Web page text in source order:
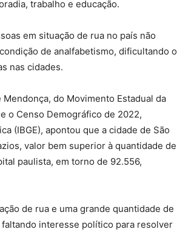
trabalho e educação.
em situação de rua no país não
de analfabetismo, dificultando o
nas cidades.
do Movimento Estadual da
o Censo Demográfico de 2022,
(IBGE), apontou que a cidade de São
valor bem superior à quantidade de
paulista, em torno de 92.556,
de rua e uma grande quantidade de
interesse político para resolver